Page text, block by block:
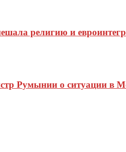
религию и
Румынии о ситуации в